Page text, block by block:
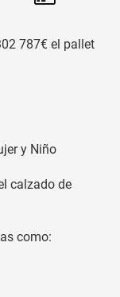
787€ el pallet
y Niño
calzado de
como: